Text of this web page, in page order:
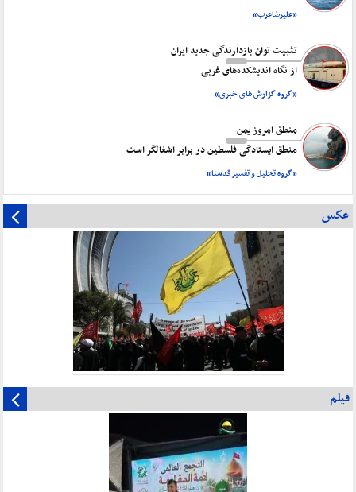
«علیرضاعرب»
تثبیت توان بازدارندگی جدید ایران
از نگاه اندیشکده‌های غربی
«گروه گزارش های خبری»
منطق امروز یمن
منطق ایستادگی فلسطین در برابر اشغالگر است
«گروه تحلیل و تفسیر قدسنا»
عکس
فیلم